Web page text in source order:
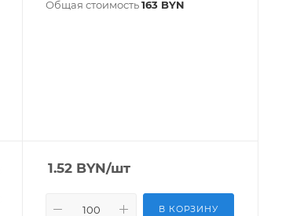
Общая стоимость163 BYN
1.52 BYN/шт
В КОРЗИНУ